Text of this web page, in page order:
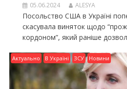
05.06.2024 ALESYA
Посольство США в Україні
скасувала виняток щодо
кордоном”, який раніше
Актуально В Україні ЗСУ Новини